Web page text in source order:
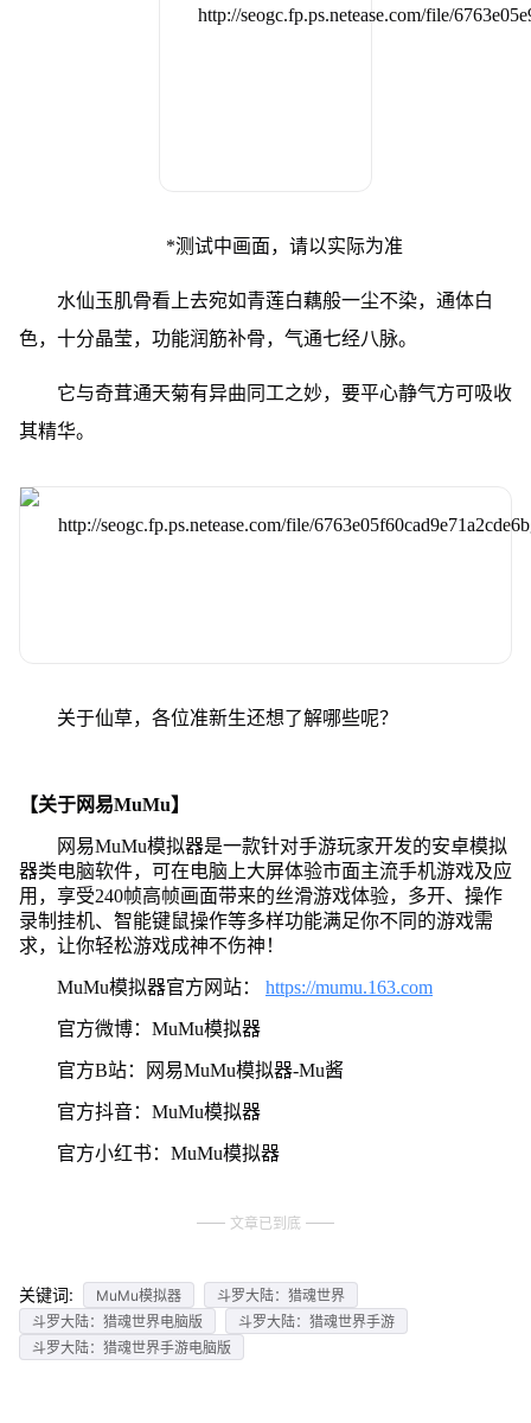
*测试中画面，请以实际为准
水仙玉肌骨看上去宛如青莲白藕般一尘不染，通体白
色，十分晶莹，功能润筋补骨，气通七经八脉。
它与奇茸通天菊有异曲同工之妙，要平心静气方可吸收
其精华。
关于仙草，各位准新生还想了解哪些呢？
【关于网易MuMu】
网易MuMu模拟器是一款针对手游玩家开发的安卓模拟
器类电脑软件，可在电脑上大屏体验市面主流手机游戏及应
用，享受240帧高帧画面带来的丝滑游戏体验，多开、操作
录制挂机、智能键鼠操作等多样功能满足你不同的游戏需
求，让你轻松游戏成神不伤神！
MuMu模拟器官方网站： https://mumu.163.com
官方微博：MuMu模拟器
官方B站：网易MuMu模拟器-Mu酱
官方抖音：MuMu模拟器
官方小红书：MuMu模拟器
文章已到底
关键词: MuMu模拟器
斗罗大陆：猎魂世界
斗罗大陆：猎魂世界电脑版
斗罗大陆：猎魂世界手游
斗罗大陆：猎魂世界手游电脑版